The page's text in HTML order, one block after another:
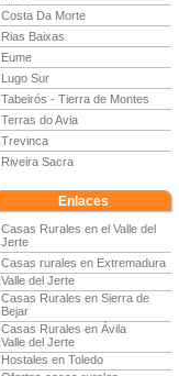
Costa Da Morte
Rias Baixas
Eume
Lugo Sur
Tabeirós - Tierra de Montes
Terras do Avia
Trevinca
Riveira Sacra
Enlaces
Casas Rurales en el Valle del
Jerte
Casas rurales en Extremadura
Valle del Jerte
Casas Rurales en Sierra de
Bejar
Casas Rurales en Ávila
Valle del Jerte
Hostales en Toledo